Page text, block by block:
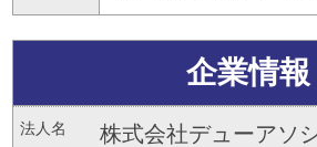
企業情報
法人名 株式会社デューアソ